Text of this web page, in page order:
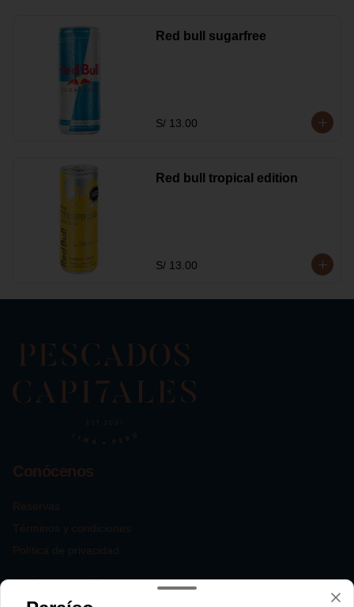
Red bull sugarfree
S/ 13.00
Red bull tropical edition
S/ 13.00
Conócenos
Reservas
Términos y condiciones
Política de privacidad
Redes sociales